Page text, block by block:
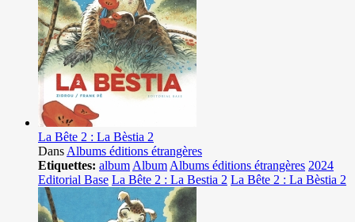
La Bête 2 : La Bèstia 2
Dans Albums éditions étrangères
Etiquettes: album Album Albums éditions étrangères 2024
Editorial Base La Bête 2 : La Bestia 2 La Bête 2 : La Bèstia 2